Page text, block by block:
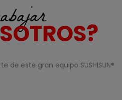
de este gran equipo SUSHISUN®